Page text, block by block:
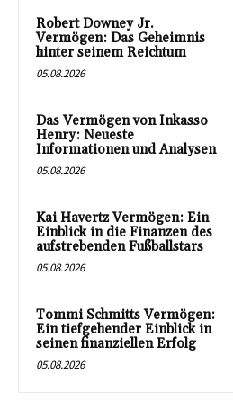
Robert Downey Jr.
Vermögen: Das Geheimnis
hinter seinem Reichtum
05.08.2026
Das Vermögen von Inkasso
Henry: Neueste
Informationen und Analysen
05.08.2026
Kai Havertz Vermögen: Ein
Einblick in die Finanzen des
aufstrebenden Fußballstars
05.08.2026
Tommi Schmitts Vermögen:
Ein tiefgehender Einblick in
seinen finanziellen Erfolg
05.08.2026